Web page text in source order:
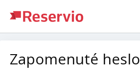
Zapomenuté heslo